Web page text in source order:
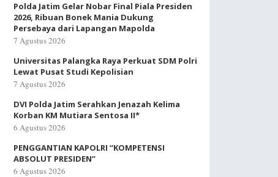
Polda Jatim Gelar Nobar Final Piala Presiden
2026, Ribuan Bonek Mania Dukung
Persebaya dari Lapangan Mapolda
7 Agustus 2026
Universitas Palangka Raya Perkuat SDM Polri
Lewat Pusat Studi Kepolisian
7 Agustus 2026
DVI Polda Jatim Serahkan Jenazah Kelima
Korban KM Mutiara Sentosa II*
6 Agustus 2026
PENGGANTIAN KAPOLRI “KOMPETENSI
ABSOLUT PRESIDEN”
6 Agustus 2026